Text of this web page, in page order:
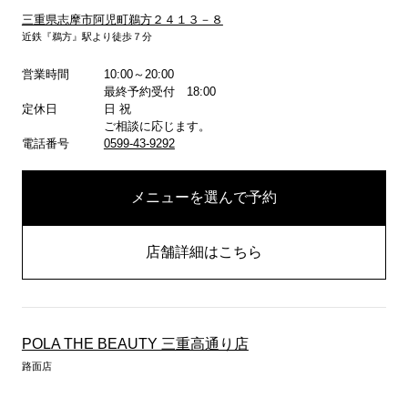
三重県志摩市阿児町鵜方２４１３－８
近鉄『鵜方』駅より徒歩７分
営業時間
10:00～20:00
最終予約受付 18:00
定休日
日 祝
ご相談に応じます。
電話番号
0599-43-9292
メニューを選んで予約
店舗詳細はこちら
POLA THE BEAUTY 三重高通り店
路面店